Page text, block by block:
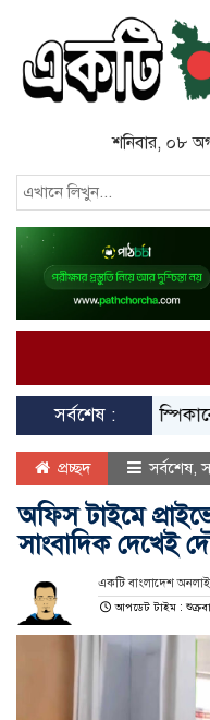
শনিবার, ০৮
সর্বশেষ :স্পিকারের নামে
প্রচ্ছদ সর্বশেষ,
অফিস টাইমে
সাংবাদিক দেখেই
একটি বাংলাদেশ
আপডেট টাইম :